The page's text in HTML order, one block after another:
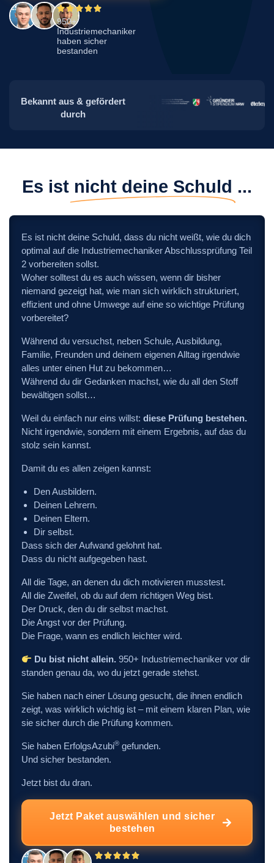
950+
Industriemechaniker
haben sicher
bestanden
Bekannt aus & gefördert
durch
Es ist nicht deine Schuld ...
Es ist nicht deine Schuld, dass du nicht weißt, wie du dich
optimal auf die Industriemechaniker Abschlussprüfung Teil
2 vorbereiten sollst.
Woher solltest du es auch wissen, wenn dir bisher
niemand gezeigt hat, wie man sich wirklich strukturiert,
effizient und ohne Umwege auf eine so wichtige Prüfung
vorbereitet?
Während du versuchst, neben Schule, Ausbildung,
Familie, Freunden und deinem eigenen Alltag irgendwie
alles unter einen Hut zu bekommen…
Während du dir Gedanken machst, wie du all den Stoff
bewältigen sollst…
Weil du einfach nur eins willst: diese Prüfung bestehen.
Nicht irgendwie, sondern mit einem Ergebnis, auf das du
stolz sein kannst.
Damit du es allen zeigen kannst:
Den Ausbildern.
Deinen Lehrern.
Deinen Eltern.
Dir selbst.
Dass sich der Aufwand gelohnt hat.
Dass du nicht aufgegeben hast.
All die Tage, an denen du dich motivieren musstest.
All die Zweifel, ob du auf dem richtigen Weg bist.
Der Druck, den du dir selbst machst.
Die Angst vor der Prüfung.
Die Frage, wann es endlich leichter wird.
Du bist nicht allein. 950+ Industriemechaniker vor dir
standen genau da, wo du jetzt gerade stehst.
Sie haben nach einer Lösung gesucht, die ihnen endlich
zeigt, was wirklich wichtig ist – mit einem klaren Plan, wie
sie sicher durch die Prüfung kommen.
Sie haben ErfolgsAzubi® gefunden.
Und sicher bestanden.
Jetzt bist du dran.
Jetzt Paket auswählen und sicher
bestehen